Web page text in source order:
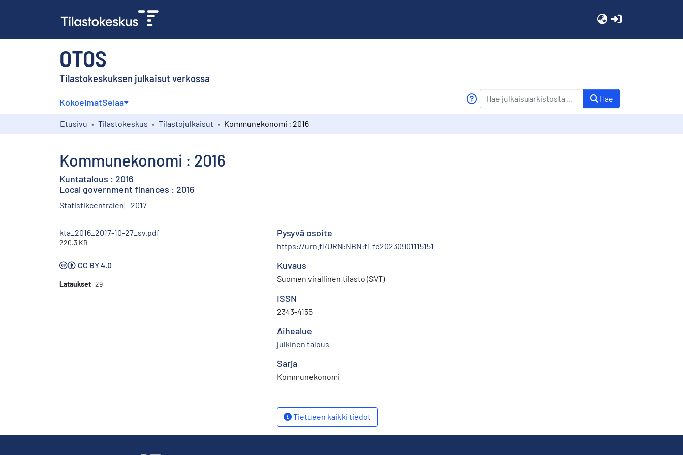
OTOS
Tilastokeskuksen julkaisut verkossa
KokoelmatSelaa Hae
Etusivu Tilastokeskus Tilastojulkaisut Kommunekonomi : 2016
Kommunekonomi : 2016
Kuntatalous : 2016
Local government finances : 2016
Statistikcentralen 2017
kta_2016_2017-10-27_sv.pdf
220.3 KB
CC BY 4.0
Lataukset 29
Pysyvä osoite
https://urn.fi/URN:NBN:fi-fe20230901115151
Kuvaus
Suomen virallinen tilasto (SVT)
ISSN
2343-4155
Aihealue
julkinen talous
Sarja
Kommunekonomi
Tietueen kaikki tiedot